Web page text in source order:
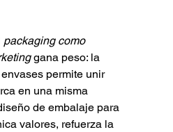
packaging como
gana peso: la
permite unir
en una misma
de embalaje para
valores, refuerza la